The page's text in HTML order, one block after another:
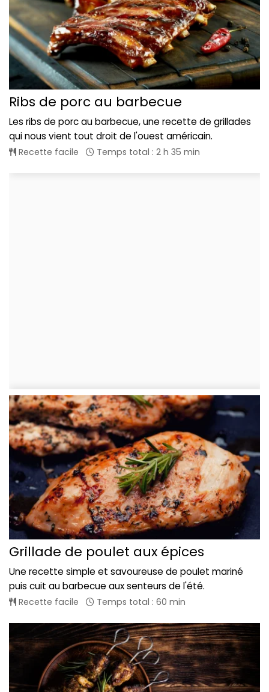
Ribs de porc au barbecue
Les ribs de porc au barbecue, une recette de grillades
qui nous vient tout droit de l'ouest américain.
Recette facile Temps total : 2 h 35 min
Grillade de poulet aux épices
Une recette simple et savoureuse de poulet mariné
puis cuit au barbecue aux senteurs de l'été.
Recette facile Temps total : 60 min